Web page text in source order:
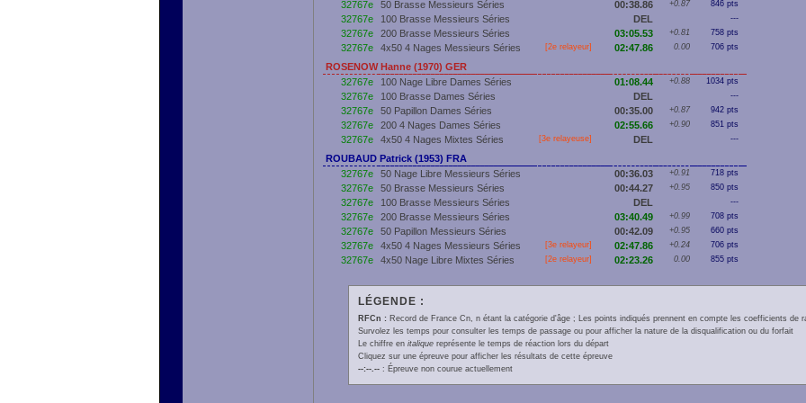
32767e
50 Brasse Messieurs Séries 00:38.86 +0.87 846 pts
32767e 100 Brasse Messieurs Séries DEL ---
32767e 200 Brasse Messieurs Séries 03:05.53 +0.81 758 pts
32767e 4x50 4 Nages Messieurs Séries [2e relayeur] 02:47.86 0.00 706 pts
ROSENOW Hanne (1970) GER
32767e
100 Nage Libre Dames Séries 01:08.44 +0.88 1034 pts
32767e 100 Brasse Dames Séries DEL ---
32767e 50 Papillon Dames Séries 00:35.00 +0.87 942 pts
32767e 200 4 Nages Dames Séries 02:55.66 +0.90 851 pts
32767e 4x50 4 Nages Mixtes Séries [3e relayeuse] DEL ---
ROUBAUD Patrick (1953) FRA
32767e
50 Nage Libre Messieurs Séries 00:36.03 +0.91 718 pts
32767e 50 Brasse Messieurs Séries 00:44.27 +0.95 850 pts
32767e 100 Brasse Messieurs Séries DEL ---
32767e 200 Brasse Messieurs Séries 03:40.49 +0.99 708 pts
32767e 50 Papillon Messieurs Séries 00:42.09 +0.95 660 pts
32767e 4x50 4 Nages Messieurs Séries [3e relayeur] 02:47.86 +0.24 706 pts
32767e 4x50 Nage Libre Mixtes Séries [2e relayeur] 02:23.26 0.00 855 pts
LÉGENDE :
RFCn : Record de France Cn, n étant la catégorie d'âge ; Les points indiqués prennent en compte les coefficients de
Survolez les temps pour consulter les temps de passage ou pour afficher la nature de la disqualification ou du forfait
Le chiffre en italiquereprésente le temps de réaction lors du départ
Cliquez sur une épreuve pour afficher les résultats de cette épreuve
--:--.--: Épreuve non courue actuellement